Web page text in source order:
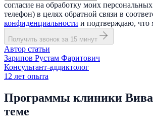
согласие на обработку моих
телефон) в целях обратной связи в
конфиденциальности и подтверждаю, что
Получить звонок за 15 минут
Автор статьи
Зарипов Рустам Фаритович
Консультант-аддиктолог
12 лет опыта
Программы клиники
теме